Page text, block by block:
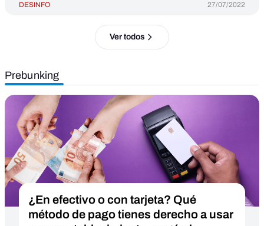
DESINFO 27/07/2022
Ver todos
Prebunking
¿En efectivo o con tarjeta? Qué
método de pago tienes derecho a usar